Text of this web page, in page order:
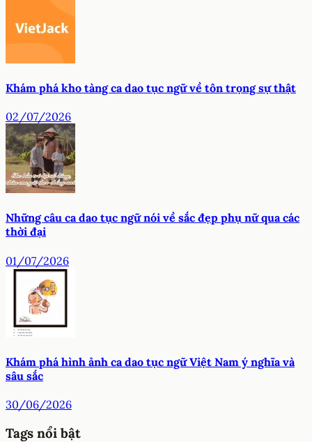
Khám phá kho tàng ca dao tục ngữ về tôn trọng sự thật
02/07/2026
Những câu ca dao tục ngữ nói về sắc đẹp phụ nữ qua các
thời đại
01/07/2026
Khám phá hình ảnh ca dao tục ngữ Việt Nam ý nghĩa và
sâu sắc
30/06/2026
Tags nổi bật